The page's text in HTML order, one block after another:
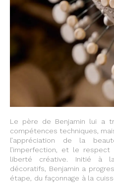
Le père de Benjamin lui a
compétences techniques,
l’appréciation de la
l’imperfection, et le
liberté créative. Initié à la
décoratifs, Benjamin a
étape, du façonnage à la